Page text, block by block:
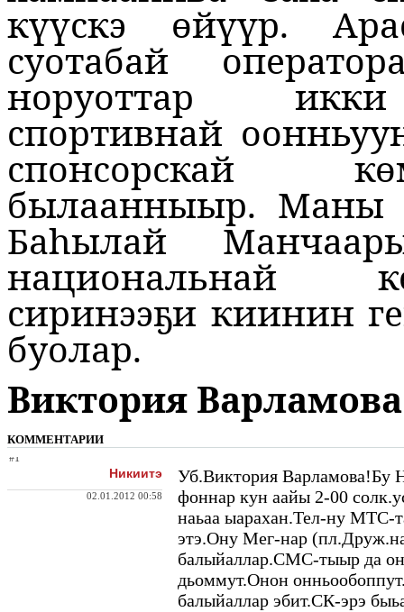
күүскэ өйүүр.
суотабай
норуоттар
спортивнай
спонсорскай
былаанныыр. Маны
Баһылай
национальнай
сиринээҕи киинин
буолар.
Виктория
КОММЕНТАРИИ
#1
Никиитэ
02.01.2012 00:58
Уб.Виктория Варламова!Бу
фоннар кун аайы 2-00
наьаа ыарахан.Тел-ну МТС-
этэ.Ону Мег-нар
балыйаллар.СМС-тыыр да
дьоммут.Онон
балыйаллар эбит.СК-эрэ